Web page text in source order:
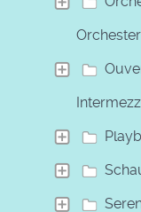
Orchester